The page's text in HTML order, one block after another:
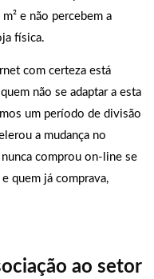
e não percebem a
física.
com certeza está
não se adaptar a esta
um período de divisão
a mudança no
comprou on-line se
quem já comprava,
ao setor